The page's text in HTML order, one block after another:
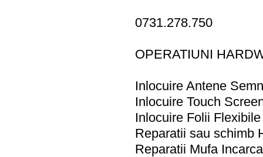
0731.278.750
OPERATIUNI
Inlocuire Antene
Inlocuire Touch
Inlocuire Folii
Reparatii sau schimb
Reparatii Mufa